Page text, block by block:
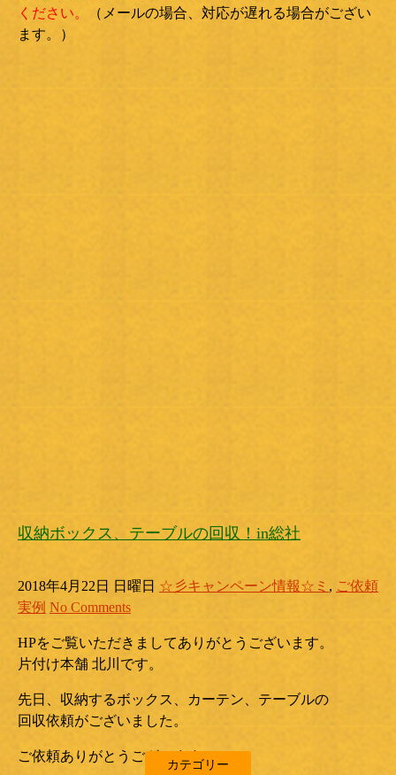
ください。
（メールの場合、対応が遅れる場合がござい
ます。）
収納ボックス、テーブルの回収！in総社
2018年4月22日 日曜日 ☆彡キャンペーン情報☆ミ , ご依頼
実例 No Comments
HPをご覧いただきましてありがとうございます。
片付け本舗 北川です。
先日、収納するボックス、カーテン、テーブルの
回収依頼がございました。
ご依頼ありがとうございます。
カテゴリー